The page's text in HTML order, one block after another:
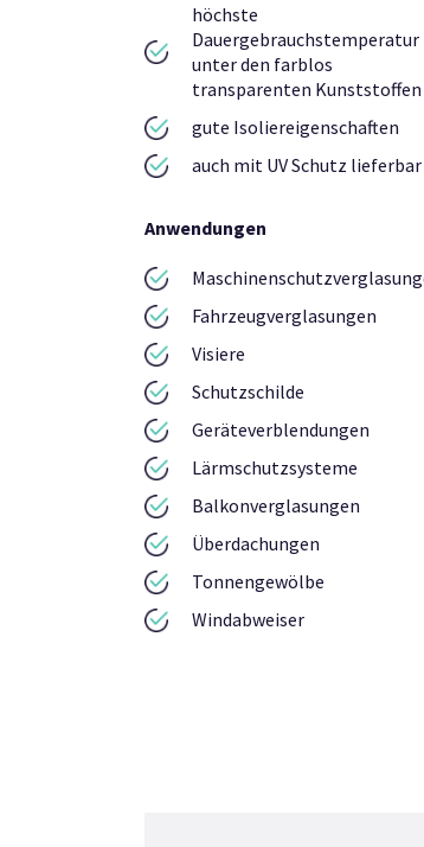
höchste
Dauergebrauchstemperatur
unter den farblos
transparenten Kunststoffen
gute Isoliereigenschaften
auch mit UV Schutz lieferbar
Anwendungen
Fahrzeugverglasungen
Visiere
Schutzschilde
Geräteverblendungen
Lärmschutzsysteme
Balkonverglasungen
Überdachungen
Tonnengewölbe
Windabweiser